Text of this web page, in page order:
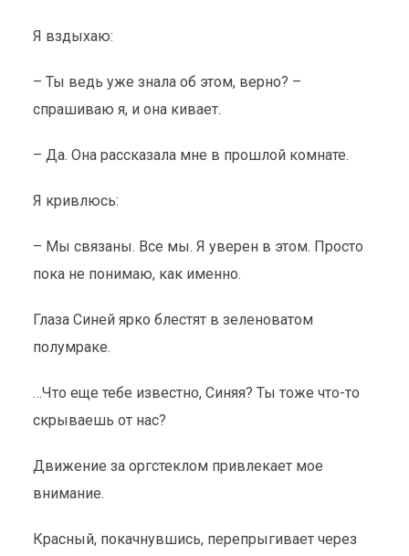
Я вздыхаю:
– Ты ведь уже знала об этом, верно? –
спрашиваю я, и она кивает.
– Да. Она рассказала мне в прошлой комнате.
Я кривлюсь:
– Мы связаны. Все мы. Я уверен в этом. Просто
пока не понимаю, как именно.
Глаза Синей ярко блестят в зеленоватом
полумраке.
…Что еще тебе известно, Синяя? Ты тоже что-то
скрываешь от нас?
Движение за оргстеклом привлекает мое
внимание.
Красный, покачнувшись, перепрыгивает через